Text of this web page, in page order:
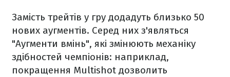
Замість трейтів у гру додадуть близько 50
нових аугментів. Серед них з'являться
"Аугменти вмінь", які змінюють механіку
здібностей чемпіонів: наприклад,
покращення Multishot дозволить